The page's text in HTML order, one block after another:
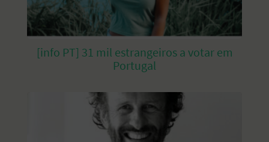
[info PT] 31 mil estrangeiros a votar em
Portugal